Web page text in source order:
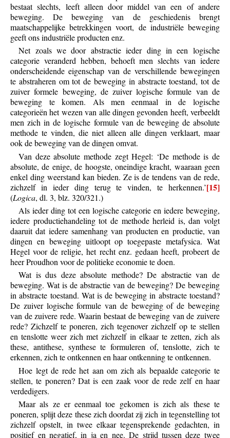
bestaat slechts, leeft alleen door middel van een of andere
beweging. De beweging van de geschiedenis brengt
maatschappelijke betrekkingen voort, de industriële beweging
geeft ons industriële producten enz.
Net zoals we door abstractie ieder ding in een logische
categorie veranderd hebben, behoeft men slechts van iedere
onderscheidende eigenschap van de verschillende bewegingen
te abstraheren om tot de beweging in abstracte toestand, tot de
zuiver formele beweging, de zuiver logische formule van de
beweging te komen. Als men eenmaal in de logische
categorieën het wezen van alle dingen gevonden heeft, verbeeldt
men zich in de logische formule van de beweging de absolute
methode te vinden, die niet alleen alle dingen verklaart, maar
ook de beweging van de dingen omvat.
Van deze absolute methode zegt Hegel: ‘De methode is de
absolute, de enige, de hoogste, oneindige kracht, waaraan geen
enkel ding weerstand kan bieden. Ze is de tendens van de rede,
zichzelf in ieder ding terug te vinden, te herkennen.’[15]
(Logica, dl. 3, blz. 320/321.)
Als ieder ding tot een logische categorie en iedere beweging,
iedere productiehandeling tot de methode herleid is, dan volgt
daaruit dat iedere samenhang van producten en productie, van
dingen en beweging uitloopt op toegepaste metafysica. Wat
Hegel voor de religie, het recht enz. gedaan heeft, probeert de
heer Proudhon voor de politieke economie te doen.
Wat is dus deze absolute methode? De abstractie van de
beweging. Wat is de abstractie van de beweging? De beweging
in abstracte toestand. Wat is de beweging in abstracte toestand?
De zuiver logische formule van de beweging of de beweging
van de zuivere rede. Waarin bestaat de beweging van de zuivere
rede? Zichzelf te poneren, zich tegenover zichzelf op te stellen
en tenslotte weer zich met zichzelf in elkaar te zetten, zich als
these, antithese, synthese te formuleren of, tenslotte, zich te
erkennen, zich te ontkennen en haar ontkenning te ontkennen.
Hoe legt de rede het aan om zich als bepaalde categorie te
stellen, te poneren? Dat is een zaak voor de rede zelf en haar
verdedigers.
Maar als ze er eenmaal toe gekomen is zich als these te
poneren, splijt deze these zich doordat zij zich in tegenstelling tot
zichzelf opstelt, in twee elkaar tegensprekende gedachten, in
positief en negatief, in ja en nee. De strijd tussen deze twee